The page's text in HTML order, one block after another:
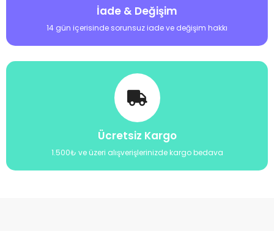
İade & Değişim
14 gün içerisinde sorunsuz iade ve değişim hakkı
Ücretsiz Kargo
1.500₺ ve üzeri alışverişlerinizde kargo bedava